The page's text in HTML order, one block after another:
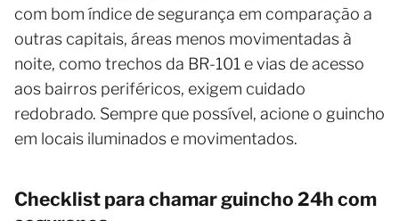
com bom índice de segurança em comparação a
outras capitais, áreas menos movimentadas à
noite, como trechos da BR-101 e vias de acesso
aos bairros periféricos, exigem cuidado
redobrado. Sempre que possível, acione o guincho
em locais iluminados e movimentados.
Checklist para chamar guincho 24h com